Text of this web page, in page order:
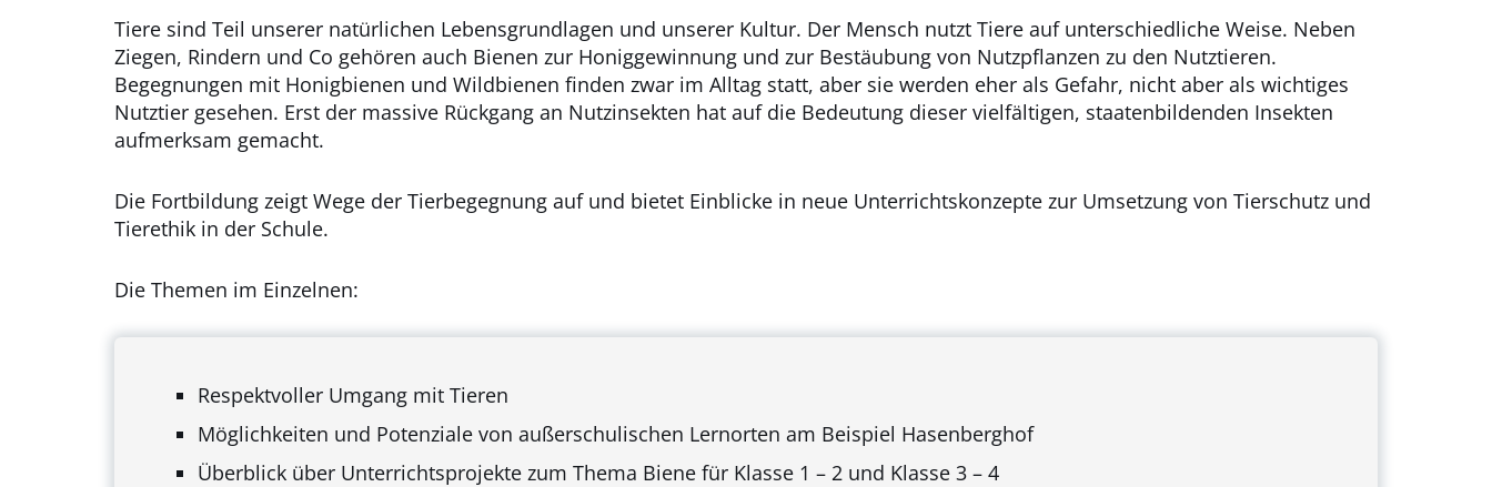
Tiere sind Teil unserer natürlichen Lebensgrundlagen und unserer Kultur. Der Mensch nutzt Tiere auf unterschiedliche Weise. Neben
Ziegen, Rindern und Co gehören auch Bienen zur Honiggewinnung und zur Bestäubung von Nutzpflanzen zu den Nutztieren.
Begegnungen mit Honigbienen und Wildbienen finden zwar im Alltag statt, aber sie werden eher als Gefahr, nicht aber als wichtiges
Nutztier gesehen. Erst der massive Rückgang an Nutzinsekten hat auf die Bedeutung dieser vielfältigen, staatenbildenden Insekten
aufmerksam gemacht.
Die Fortbildung zeigt Wege der Tierbegegnung auf und bietet Einblicke in neue Unterrichtskonzepte zur Umsetzung von Tierschutz und
Tierethik in der Schule.
Die Themen im Einzelnen:
Respektvoller Umgang mit Tieren
Möglichkeiten und Potenziale von außerschulischen Lernorten am Beispiel Hasenberghof
Überblick über Unterrichtsprojekte zum Thema Biene für Klasse 1 – 2 und Klasse 3 – 4